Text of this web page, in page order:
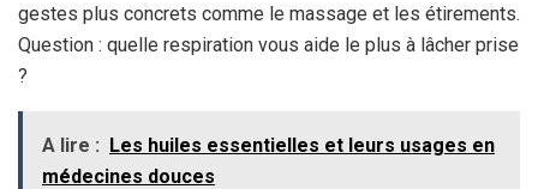
gestes plus concrets comme le massage et les étirements.
Question : quelle respiration vous aide le plus à lâcher prise
?
A lire : Les huiles essentielles et leurs usages en
médecines douces